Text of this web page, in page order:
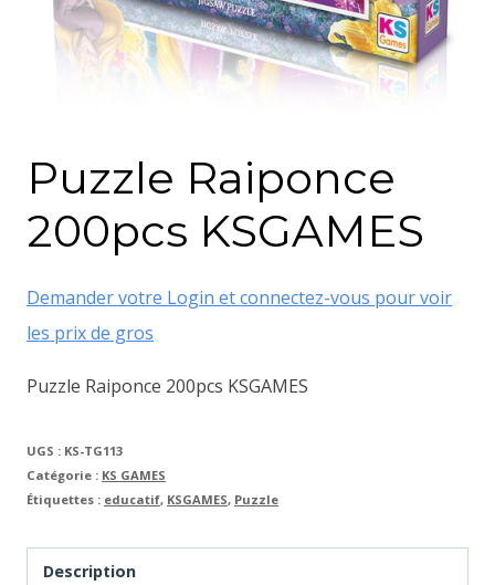
Puzzle Raiponce
200pcs KSGAMES
Demander votre Login et connectez-vous pour voir
les prix de gros
Puzzle Raiponce 200pcs KSGAMES
UGS : KS-TG113
Catégorie : KS GAMES
Étiquettes : educatif, KSGAMES, Puzzle
Description